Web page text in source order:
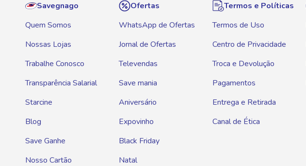
Savegnago
Quem Somos
Nossas Lojas
Trabalhe Conosco
Transparência Salarial
Starcine
Blog
Save Ganhe
Nosso Cartão
Ofertas
WhatsApp de Ofertas
Jornal de Ofertas
Televendas
Save mania
Aniversário
Expovinho
Black Friday
Natal
Termos e Políticas
Termos de Uso
Centro de Privacidade
Troca e Devolução
Pagamentos
Entrega e Retirada
Canal de Ética